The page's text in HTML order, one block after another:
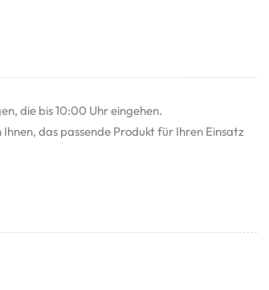
die bis 10:00 Uhr eingehen.
Ihnen, das passende Produkt für Ihren Einsatz